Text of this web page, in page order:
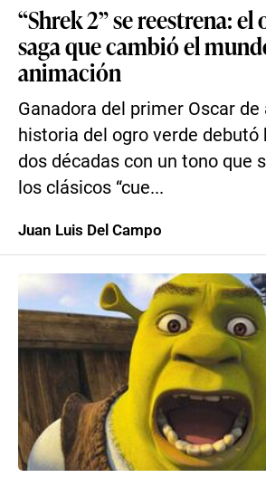
“Shrek 2” se reestrena:
saga que cambió el
animación
Ganadora del primer Oscar de
historia del ogro verde debutó
dos décadas con un tono que
los clásicos “cue...
Juan Luis Del Campo